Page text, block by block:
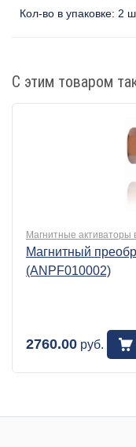
Кол-во в упаковке: 2
С этим товаром
Магнитные активаторы
Магнитный
(ANPF010002)
2760.00 руб.